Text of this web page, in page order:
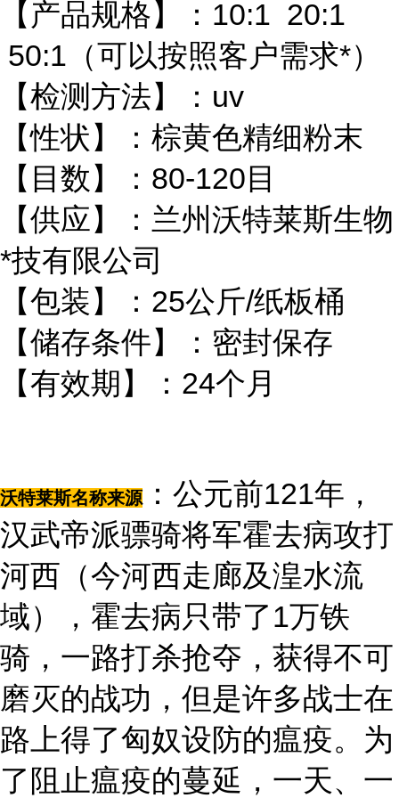
【产品规格】：10:1 20:1
50:1（可以按照客户需求*）
【检测方法】：uv
【性状】：棕黄色精细粉末
【目数】：80-120目
【供应】：兰州沃特莱斯生物
*技有限公司
【包装】：25公斤/纸板桶
【储存条件】：密封保存
【有效期】：24个月
沃特莱斯名称来源
：公元前121年，
汉武帝派骠骑将军霍去病攻打
河西（今河西走廊及湟水流
域），霍去病只带了1万铁
骑，一路打杀抢夺，获得不可
磨灭的战功，但是许多战士在
路上得了匈奴设防的瘟疫。为
了阻止瘟疫的蔓延，一天、一